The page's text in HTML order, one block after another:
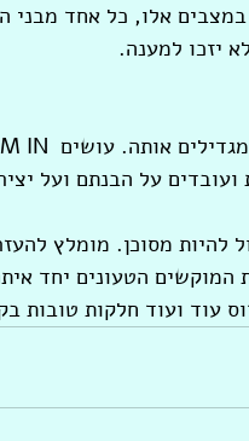
אלו, כל אחד מבני
יזכו למענה.
על הבנתם ועל
להיות מסוכן. מומלץ
הטעונים יחד
עוד ועוד חלקות טובות